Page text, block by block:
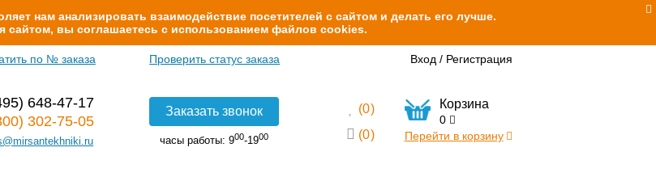
нам анализировать взаимодействие посетителей с сайтом и делать его лучше.
сайтом, вы соглашаетесь с использованием файлов cookies.
по № заказа Проверить статус заказа Вход / Регистрация
648-47-17
302-75-05
Заказать звонок
часы работы: 900-1900
(0)
(0)
Корзина
0
Перейти в корзину